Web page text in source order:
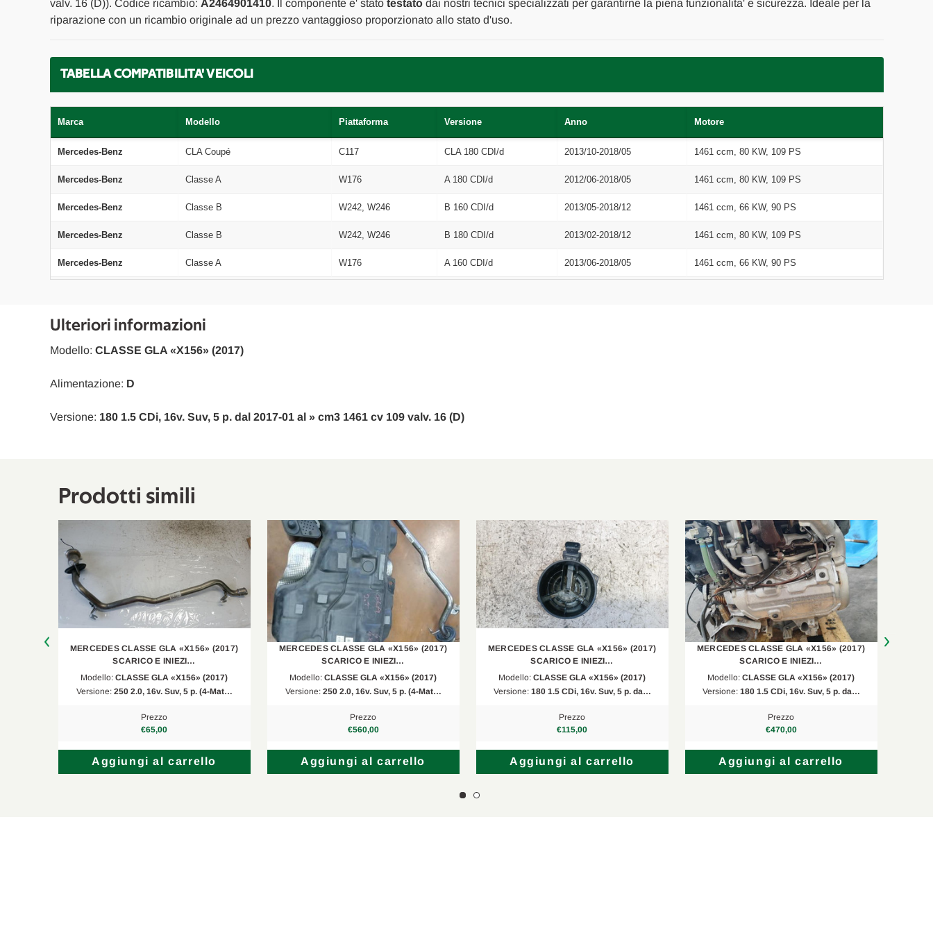
in
poi
in
valv. 16 (D)). Codice ricambio: A2464901410. Il componente e' stato testatodai nostri tecnici specializzati per garantirne la piena funzionalita' e sicurezza. Ideale per la
riparazione con un ricambio originale ad un prezzo vantaggioso proporzionato allo stato d'uso.
TABELLA COMPATIBILITA' VEICOLI
Marca Modello Piattaforma Versione Anno Motore
Mercedes-Benz CLA Coupé C117 CLA 180 CDI/d 2013/10-2018/05 1461 ccm, 80 KW, 109 PS
Mercedes-Benz Classe A W176 A 180 CDI/d 2012/06-2018/05 1461 ccm, 80 KW, 109 PS
Mercedes-Benz Classe B W242, W246 B 160 CDI/d 2013/05-2018/12 1461 ccm, 66 KW, 90 PS
Mercedes-Benz Classe B W242, W246 B 180 CDI/d 2013/02-2018/12 1461 ccm, 80 KW, 109 PS
Mercedes-Benz Classe A W176 A 160 CDI/d 2013/06-2018/05 1461 ccm, 66 KW, 90 PS
Mercedes-Benz CLA Shooting Brake
Ulteriori informazioni
Modello: CLASSE GLA «X156» (2017)
Versione: 180 1.5 CDi, 16v. Suv, 5 p. dal 2017-01 al » cm3 1461 cv 109 valv. 16 (D)
Alimentazione: D
Prodotti simili
MERCEDES CLASSE GLA «X156» (2017)
SCARICO E INIEZI…
Modello: CLASSE GLA «X156» (2017)
Versione: 250 2.0, 16v. Suv, 5 p. (4-Mat…
Prezzo
€65,00
Aggiungi al carrello
MERCEDES CLASSE GLA «X156» (2017)
SCARICO E INIEZI…
Modello: CLASSE GLA «X156» (2017)
Versione: 250 2.0, 16v. Suv, 5 p. (4-Mat…
Prezzo
€560,00
Aggiungi al carrello
MERCEDES CLASSE GLA «X156» (2017)
SCARICO E INIEZI…
Modello: CLASSE GLA «X156» (2017)
Versione: 180 1.5 CDi, 16v. Suv, 5 p. da…
Prezzo
€115,00
Aggiungi al carrello
MERCEDES CLASSE GLA «X156» (2017)
SCARICO E INIEZI…
Modello: CLASSE GLA «X156» (2017)
Versione: 180 1.5 CDi, 16v. Suv, 5 p. da…
Prezzo
€470,00
Aggiungi al carrello